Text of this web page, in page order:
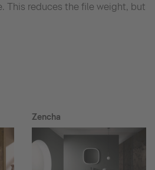
This reduces the file weight, but
Zencha